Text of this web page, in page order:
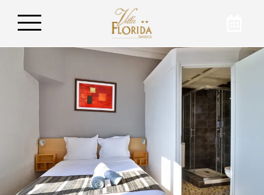
Réservez votre escale à
Bandol
Pour profiter de votre séjour à Bandol au
meilleur prix, nous vous invitons à nous
contacter par mail, par téléphone ou via le
formulaire de contact. Organisez-vous des
vacances ou des week-ends à l’Hôtel Villa